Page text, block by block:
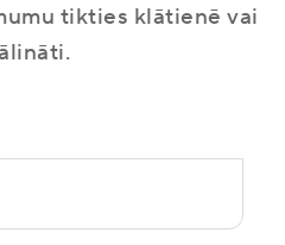
tikties klātienē vai